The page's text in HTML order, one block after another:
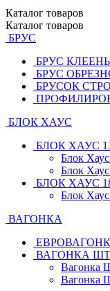
Каталог товаров
Каталог товаров
БРУС
БРУС
БРУС
БРУСОК
БЛОК ХАУС
БЛОК ХАУС
Блок
Блок
БЛОК ХАУС
Блок
ВАГОНКА
ВАГОНКА
Вагонка
Вагонка